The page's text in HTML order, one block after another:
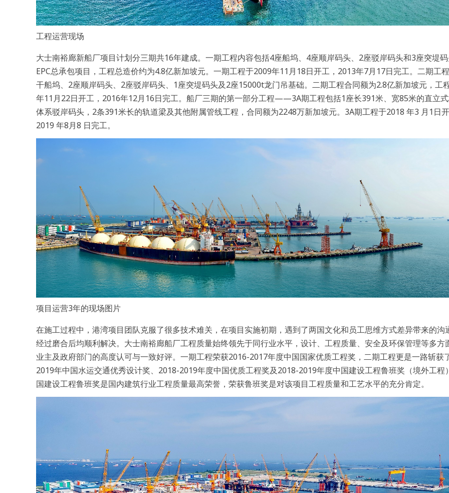
工程运营现场
大士南裕廊新船厂项目计划分三期共16年建成。一期工程内容包括4座船坞、4座顺岸码头、2座驳岸码头和3座突堤
EPC总承包项目，工程总造价约为4.8亿新加坡元。一期工程于2009年11月18日开工，2013年7月17日完工。二期工
干船坞、2座顺岸码头、2座驳岸码头、1座突堤码头及2座15000t龙门吊基础。二期工程合同额为2.8亿新加坡元，工
年11月22日开工，2016年12月16日完工。船厂三期的第一部分工程——3A期工程包括1座长391米、宽85米的直立
体系驳岸码头，2条391米长的轨道梁及其他附属管线工程，合同额为2248万新加坡元。3A期工程于2018 年3 月1日
2019 年8月8 日完工。
项目运营3年的现场图片
在施工过程中，港湾项目团队克服了很多技术难关，在项目实施初期，遇到了两国文化和员工思维方式差异带来的沟
经过磨合后均顺利解决。大士南裕廊船厂工程质量始终领先于同行业水平，设计、工程质量、安全及环保管理等多方
业主及政府部门的高度认可与一致好评。一期工程荣获2016-2017年度中国国家优质工程奖，二期工程更是一路斩获
2019年中国水运交通优秀设计奖、2018-2019年度中国优质工程奖及2018-2019年度中国建设工程鲁班奖（境外工程
国建设工程鲁班奖是国内建筑行业工程质量最高荣誉，荣获鲁班奖是对该项目工程质量和工艺水平的充分肯定。